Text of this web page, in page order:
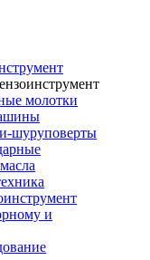
молотки
шуруповерты
и